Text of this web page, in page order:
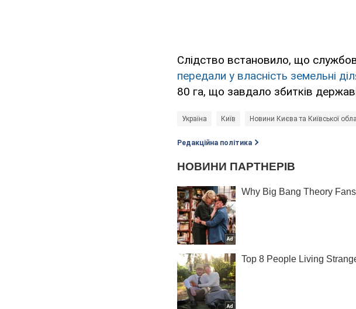
Слідство встановило, що
передали у власність земельні
80 га, що завдало збитків
Україна Київ Новини Києва та Київської
Редакційна політика